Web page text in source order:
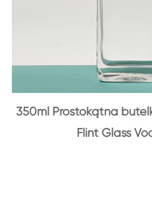
350ml Prostokątna
Flint Glass